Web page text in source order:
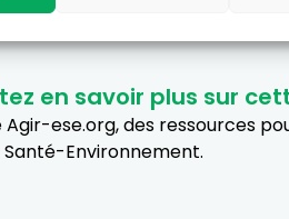
en savoir plus sur
Agir-ese.org, des ressources
Environnement.